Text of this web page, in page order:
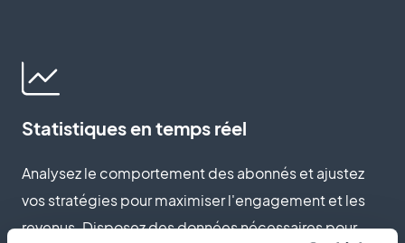
Statistiques en temps réel
Analysez le comportement des abonnés et ajustez
vos stratégies pour maximiser l'engagement et les
revenus. Disposez des données nécessaires pour